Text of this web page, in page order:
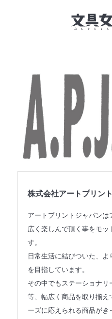
イベン
文具女子
アイデ
株式会社アートプリン
アートプリントジャパンは
広く楽しんで頂く事をモ
す。
日常生活に結びついた、よ
を目指しています。
その中でもステーショナリ
等、幅広く商品を取り揃え
ーズに応えられる商品が